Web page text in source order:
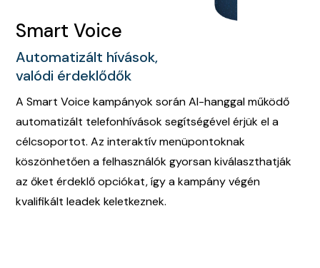
Smart Voice
Automatizált hívások,
valódi érdeklődők
A Smart Voice kampányok során AI-hanggal működő
automatizált telefonhívások segítségével érjük el a
célcsoportot. Az interaktív menüpontoknak
köszönhetően a felhasználók gyorsan kiválaszthatják
az őket érdeklő opciókat, így a kampány végén
kvalifikált leadek keletkeznek.